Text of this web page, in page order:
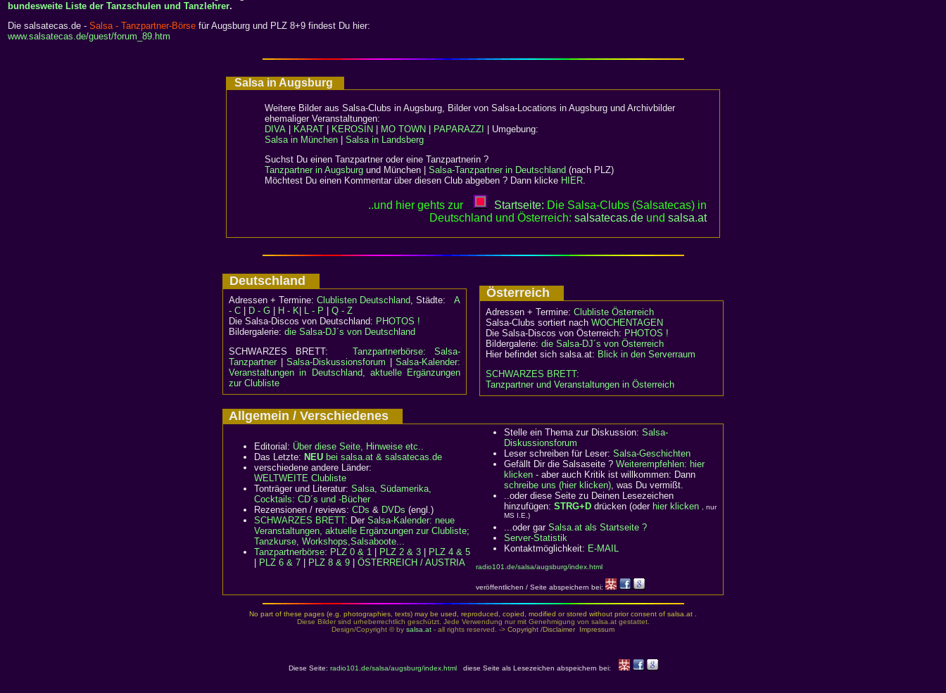
bundesweite Liste der Tanzschulen und Tanzlehrer.
Die salsatecas.de - Salsa - Tanzpartner-Börse für Augsburg und PLZ 8+9 findest Du hier:
www.salsatecas.de/guest/forum_89.htm
Salsa in Augsburg
Weitere Bilder aus Salsa-Clubs in Augsburg, Bilder von Salsa-Locations in Augsburg und Archivbilder
ehemaliger Veranstaltungen:
DIVA
KARAT KEROSIN MO TOWN PAPARAZZI
| Umgebung:
Salsa in München
Salsa in Landsberg
Suchst Du einen Tanzpartner oder eine Tanzpartnerin ?
Tanzpartner in Augsburg und München | Salsa-Tanzpartner in Deutschland (nach PLZ)
Möchtest Du einen Kommentar über diesen Club abgeben ? Dann klicke HIER.
..und hier gehts zur Startseite: Die Salsa-Clubs (Salsatecas) in
Deutschland und Österreich: salsatecas.de und salsa.at
Deutschland
Adressen + Termine: Clublisten Deutschland, Städte: A
- C
D - G H - K L - P
Q - Z
Die Salsa-Discos von Deutschland: PHOTOS !
Bildergalerie: die Salsa-DJ´s von Deutschland
SCHWARZES BRETT:Tanzpartnerbörse: Salsa-
Tanzpartner| Salsa-Diskussionsforum
Salsa-Kalender:
Veranstaltungen in Deutschland, aktuelle Ergänzungen
zur Clubliste
Österreich
Adressen + Termine: Clubliste Österreich
Salsa-Clubs sortiert nach WOCHENTAGEN
Die Salsa-Discos von Österreich: PHOTOS !
Bildergalerie: die Salsa-DJ´s von Österreich
Hier befindet sich salsa.at: Blick in den Serverraum
SCHWARZES BRETT:
Tanzpartner und Veranstaltungen in Österreich
Allgemein / Verschiedenes
Editorial: Über diese Seite, Hinweise etc..
Das Letzte: NEU bei salsa.at & salsatecas.de
verschiedene andere Länder:
WELTWEITE Clubliste
Tonträger und Literatur: Salsa, Südamerika,
Cocktails: CD´s und -Bücher
Rezensionen / reviews: CDs & DVDs (engl.)
SCHWARZES BRETT: Der Salsa-Kalender: neue
Veranstaltungen, aktuelle Ergänzungen zur Clubliste;
Tanzkurse, Workshops,Salsaboote...
Tanzpartnerbörse: PLZ 0 & 1 PLZ 2 & 3
PLZ 4 & 5
PLZ 6 & 7 PLZ 8 & 9 ÖSTERREICH / AUSTRIA
Stelle ein Thema zur Diskussion: Salsa-
Diskussionsforum
Leser schreiben für Leser: Salsa-Geschichten
Gefällt Dir die Salsaseite ? Weiterempfehlen: hier
klicken - aber auch Kritik ist willkommen: Dann
schreibe uns (hier klicken), was Du vermißt.
..oder diese Seite zu Deinen Lesezeichen
hinzufügen: STRG+D drücken (oder hier klicken , nur
MS I.E.)
...oder gar Salsa.at als Startseite ?
Server-Statistik
Kontaktmöglichkeit: E-MAIL
radio101.de/salsa/augsburg/index.html
veröffentlichen / Seite abspeichern bei:
No part of these pages (e.g. photographies, texts) may be used, reproduced, copied, modified or stored without prior consent of salsa.at .
Diese Bilder sind urheberrechtlich geschützt. Jede Verwendung nur mit Genehmigung von salsa.at gestattet.
Design/Copyright © by salsa.at - all rights reserved. -> Copyright /Disclaimer Impressum
Diese Seite: radio101.de/salsa/augsburg/index.htmldiese Seite als Lesezeichen abspeichern bei: